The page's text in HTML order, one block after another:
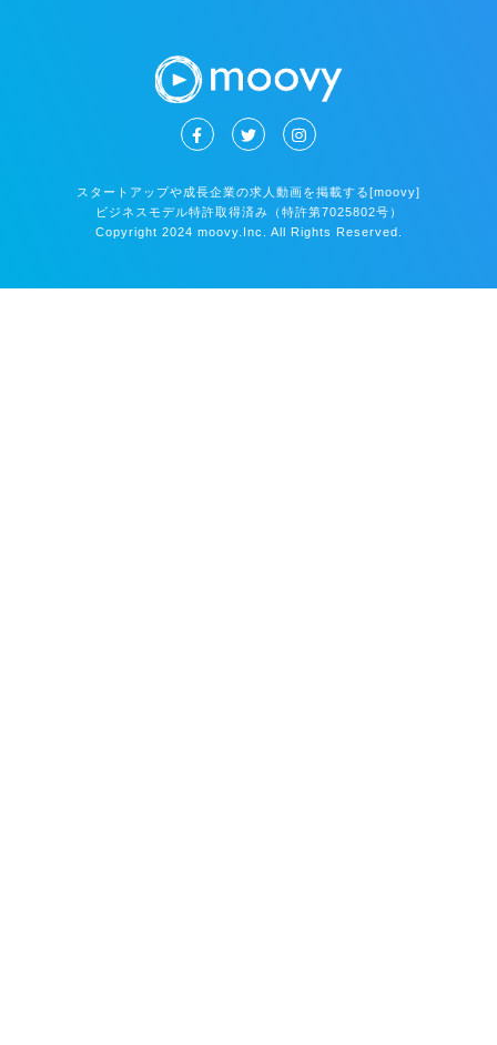
スタートアップや成長企業の求人動画を掲載する[moovy]
ビジネスモデル特許取得済み（特許第7025802号）
Copyright 2024 moovy.Inc. All Rights Reserved.